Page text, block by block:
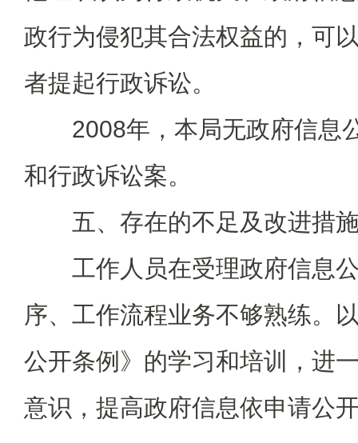
政行为侵犯其合法权益的，可
者提起行政诉讼。
2008年，本局无政府信息
和行政诉讼案。
五、存在的不足及改进措
工作人员在受理政府信息公
序、工作流程业务不够熟练。
公开条例》的学习和培训，进
意识，提高政府信息依申请公